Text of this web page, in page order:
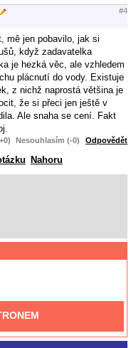
#4
mě jen pobavilo, jak si
když zadavatelka
je hezká věc, ale vzhledem
plácnutí do vody. Existuje
z nichž naprostá většina je
že si přeci jen ještě v
Ale snaha se cení. Fakt
Nesouhlasím (-0) Odpovědět
Nahoru